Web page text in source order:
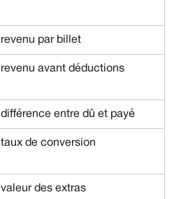
revenu par billet
revenu avant déductions
différence entre dû et payé
taux de conversion
valeur des extras